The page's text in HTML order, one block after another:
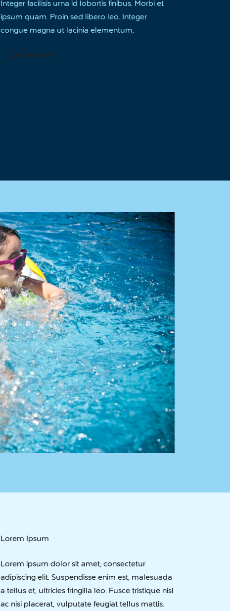
Integer facilisis urna id lobortis finibus. Morbi et
ipsum quam. Proin sed libero leo. Integer
congue magna ut lacinia elementum.
Learn more
Lorem Ipsum
Lorem ipsum dolor sit amet, consectetur
adipiscing elit. Suspendisse enim est, malesuada
a tellus et, ultricies fringilla leo. Fusce tristique nisl
ac nisi placerat, vulputate feugiat tellus mattis.